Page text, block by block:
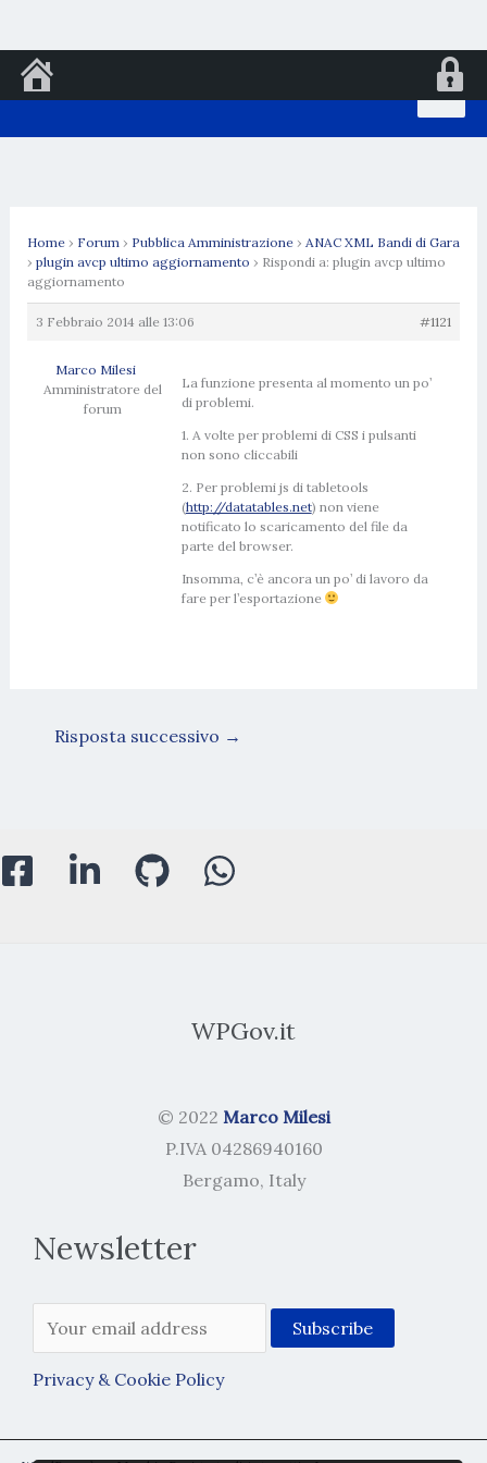
al
Home › Forum › Pubblica Amministrazione › ANAC XML Bandi di Gara
› plugin avcp ultimo aggiornamento › Rispondi a: plugin avcp ultimo
aggiornamento
3 Febbraio 2014 alle 13:06 #1121
Marco Milesi
Amministratore del
forum
La funzione presenta al momento un po’
di problemi.
1. A volte per problemi di CSS i pulsanti
non sono cliccabili
2. Per problemi js di tabletools
(http://datatables.net) non viene
notificato lo scaricamento del file da
parte del browser.
Insomma, c’è ancora un po’ di lavoro da
fare per l’esportazione
Risposta successivo →
WPGov.it
© 2022 Marco Milesi
P.IVA 04286940160
Bergamo, Italy
Newsletter
Privacy & Cookie Policy